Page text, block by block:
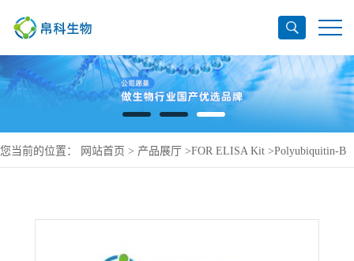
您当前的位置： 网站首页 > 产品展厅 >FOR ELISA Kit >Polyubiquitin-B